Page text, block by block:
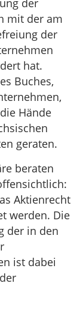
der
mit der am
der
hat.
Buches,
Hände
geraten.
beraten
Aktienrecht
werden. Die
der in den
ist dabei